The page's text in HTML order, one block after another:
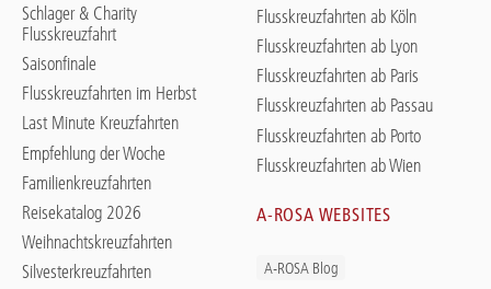
Schlager & Charity
Flusskreuzfahrt
Saisonfinale
Flusskreuzfahrten im Herbst
Last Minute Kreuzfahrten
Empfehlung der Woche
Familienkreuzfahrten
Reisekatalog 2026
Weihnachtskreuzfahrten
Silvesterkreuzfahrten
Flusskreuzfahrten ab Köln
Flusskreuzfahrten ab Lyon
Flusskreuzfahrten ab Paris
Flusskreuzfahrten ab Passau
Flusskreuzfahrten ab Porto
Flusskreuzfahrten ab Wien
A-ROSA WEBSITES
A-ROSA Blog